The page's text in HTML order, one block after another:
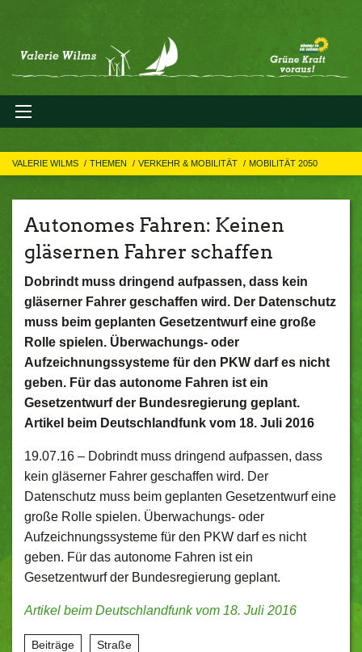
VALERIE WILMS THEMEN VERKEHR & MOBILITÄT MOBILITÄT 2050
Autonomes Fahren: Keinen
gläsernen Fahrer schaffen
Dobrindt muss dringend aufpassen, dass kein
gläserner Fahrer geschaffen wird. Der Datenschutz
muss beim geplanten Gesetzentwurf eine große
Rolle spielen. Überwachungs- oder
Aufzeichnungssysteme für den PKW darf es nicht
geben. Für das autonome Fahren ist ein
Gesetzentwurf der Bundesregierung geplant.
Artikel beim Deutschlandfunk vom 18. Juli 2016
19.07.16 – Dobrindt muss dringend aufpassen, dass
kein gläserner Fahrer geschaffen wird. Der
Datenschutz muss beim geplanten Gesetzentwurf eine
große Rolle spielen. Überwachungs- oder
Aufzeichnungssysteme für den PKW darf es nicht
geben. Für das autonome Fahren ist ein
Gesetzentwurf der Bundesregierung geplant.
Artikel beim Deutschlandfunk vom 18. Juli 2016
Beiträge Straße